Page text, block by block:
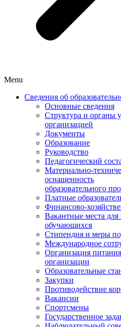
Menu
Сведения об
Основные сведения
Структура и органы
организацией
Документы
Образование
Руководство
Педагогический
Материально-
оснащенность
образовательного
Платные
Финансово-
Вакантные места
обучающихся
Стипендия и меры
Международное
Организация
организации
Образовательные
Закупки
Противодействие
Вакансии
Спортсмены
Государственное